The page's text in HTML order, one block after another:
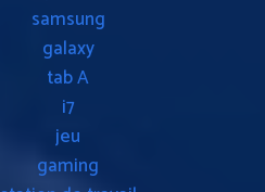
samsung
galaxy
tab A
i7
jeu
gaming